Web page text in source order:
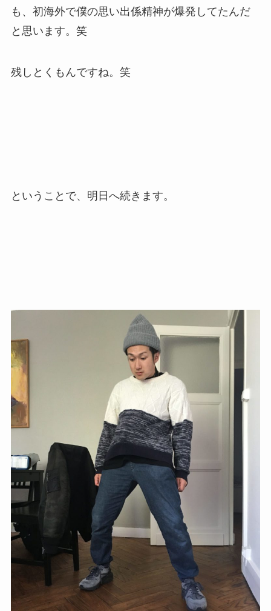
も、初海外で僕の思い出係精神が爆発してたんだ
と思います。笑
残しとくもんですね。笑
ということで、明日へ続きます。